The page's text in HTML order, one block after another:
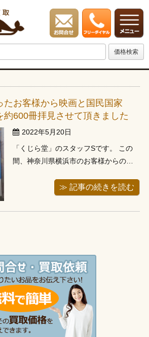
たお客様から映画と国民国家
約600冊拝見させて頂きました
2022年5月20日
「くじら堂」のスタッフSです。 この
間、神奈川県横浜市のお客様からの依
を約600冊を宅配で送って頂きました。
ズくらいしか知りませんでしたが、映
≫ 記事の続きを読む